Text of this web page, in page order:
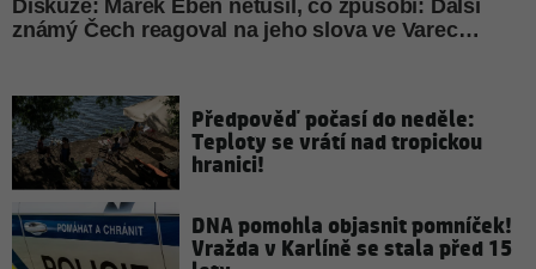
Předpověď počasí do neděle:
Teploty se vrátí nad tropickou
hranici!
DNA pomohla objasnit pomníček!
Vražda v Karlíně se stala před 15